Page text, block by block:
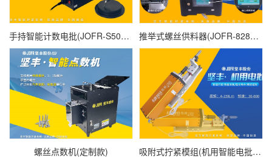
手持智能计数电批(JOFR-S500-H) 推举式螺丝供料器(JOFR-828MC)
螺丝点数机(定制款) 吸附式拧紧模组(机用智能电批DP-FXL-001)